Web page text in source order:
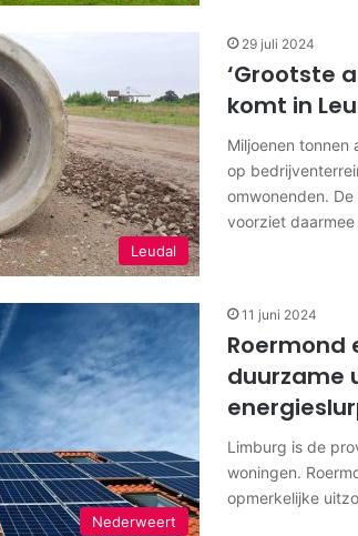
Leudal
29 juli 2024
‘Grootste
komt in
Miljoenen
op
omwonenden.
voorziet
Nederweert
11 juni 2024
Roermond
duurzame
Limburg is de
woningen.
opmerkelijke